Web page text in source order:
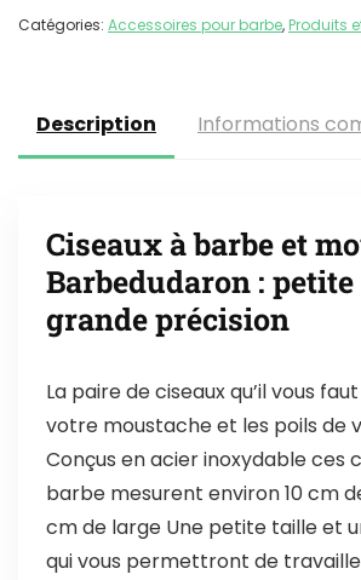
Catégories: Accessoires pour barbe, Produits
Description Informations
Ciseaux à barbe et
Barbedudaron :
grande précision
La paire de ciseaux qu’il vous
votre moustache et les poils de
Conçus en acier inoxydable ces
barbe mesurent environ 10 cm
cm de large Une petite taille et
qui vous permettront de